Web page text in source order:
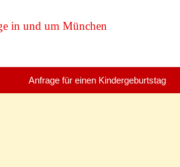
in und um München
Anfrage für einen Kindergeburtstag